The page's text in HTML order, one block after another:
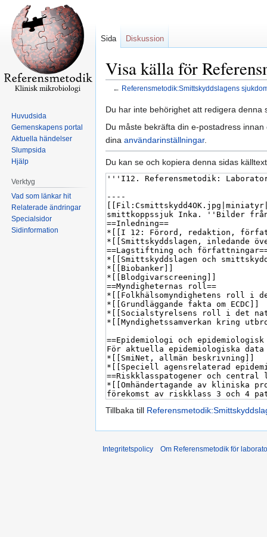
Visa källa för
← Referensmetodik:Smittskyddslagens
Hoppa
till
navigering
Hoppa
till
sök
Du har inte behörighet att redigera denna
Du måste bekräfta din e-postadress
dina användarinställningar.
Du kan se och kopiera denna sidas
Tillbaka till
Sida Diskussion
Huvudsida
Gemenskapens portal
Aktuella händelser
Slumpsida
Hjälp
Verktyg
Vad som länkar hit
Relaterade ändringar
Specialsidor
Sidinformation
Integritetspolicy Om Referensmetodik för